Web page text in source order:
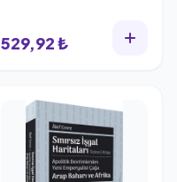
Balkanlar'dan
Arakan'a Akif Emre
529,92 ₺